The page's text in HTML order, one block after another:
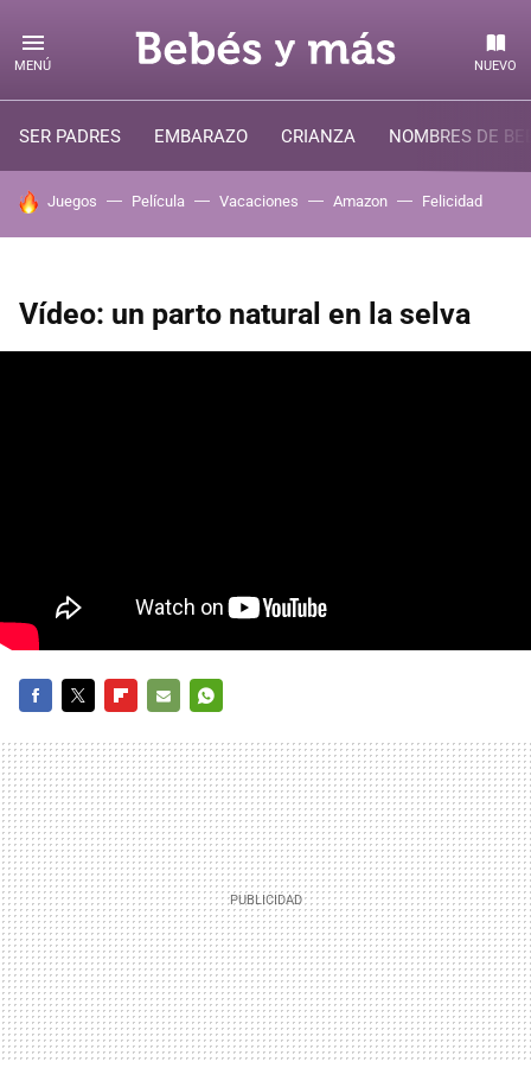
MENÚ NUEVO
SER PADRES EMBARAZO CRIANZA NOMBRES DE
HOY SE HABLA DE
Juegos Película Vacaciones Amazon Felicidad
Vídeo: un parto natural en la selva
MAIL